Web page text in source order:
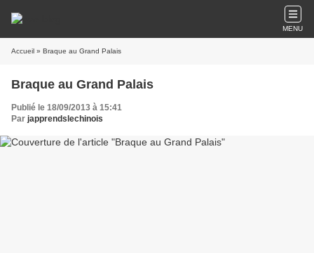
MENU
Accueil » Braque au Grand Palais
Braque au Grand Palais
Publié le 18/09/2013 à 15:41
Par japprendslechinois